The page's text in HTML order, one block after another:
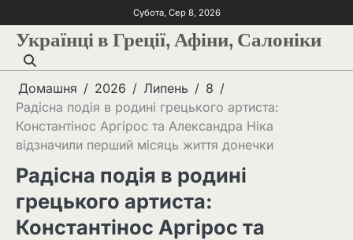
Субота, Сер 8, 2026
Українці в Греції, Афіни, Салоніки
Домашня 2026 Липень
8
Радісна подія в родині грецького артиста:
Константінос Аргірос та Александра Ніка
відзначили перший місяць життя донечки
Радісна подія в родині
грецького артиста:
Константінос Аргірос та